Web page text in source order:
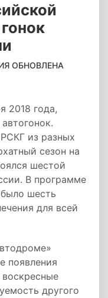
ОБНОВЛЕНА
2018 года,
из разных
сезон на
шестой
В программе
шесть
для всей
появления
другого